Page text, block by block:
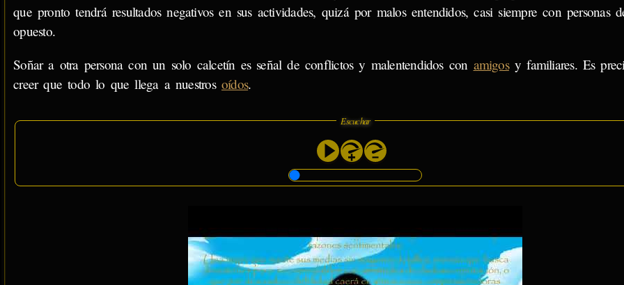
que pronto tendrá resultados negativos en sus actividades, quizá por malos entendidos, casi siempre con personas
opuesto.
Soñar a otra persona con un solo calcetín es señal de conflictos y malentendidos con amigosy familiares. Es
creer que todo lo que llega a nuestros oídos.
Escuchar